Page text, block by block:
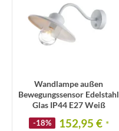
Wandlampe außen
Bewegungssensor Edelstahl
Glas IP44 E27 Weiß
-18% 152,95 € *